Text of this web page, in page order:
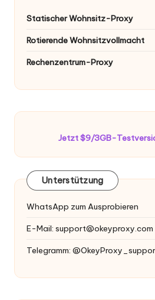
Statischer Wohnsitz-Proxy
Rotierende Wohnsitzvollmacht
Rechenzentrum-Proxy
Jetzt $9/3GB-
Unterstützung
WhatsApp zum Ausprobieren
E-Mail: support@okeyproxy.com
Telegramm: